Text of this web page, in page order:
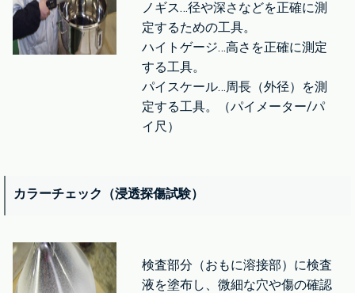
ノギス…径や深さなどを正確に測
定するための工具。
ハイトゲージ…高さを正確に測定
する工具。
パイスケール…周長（外径）を測
定する工具。（パイメーター/パ
イ尺）
カラーチェック（浸透探傷試験）
検査部分（おもに溶接部）に検査
液を塗布し、微細な穴や傷の確認